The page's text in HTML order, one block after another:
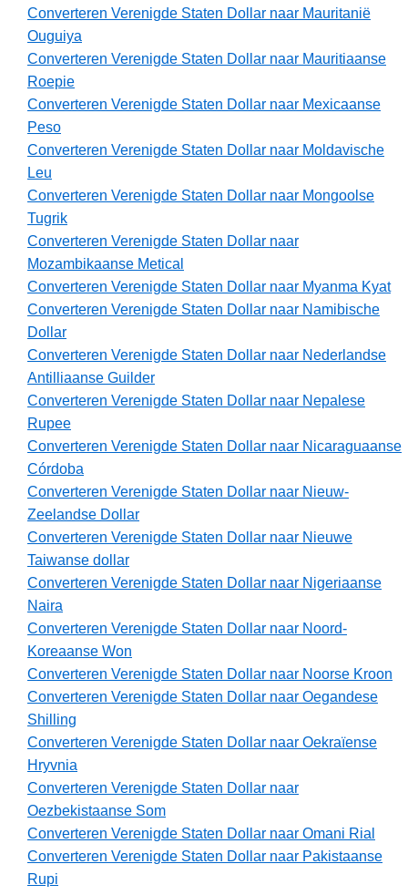
Converteren Verenigde Staten Dollar naar Mauritanië
Ouguiya
Converteren Verenigde Staten Dollar naar Mauritiaanse
Roepie
Converteren Verenigde Staten Dollar naar Mexicaanse
Peso
Converteren Verenigde Staten Dollar naar Moldavische
Leu
Converteren Verenigde Staten Dollar naar Mongoolse
Tugrik
Converteren Verenigde Staten Dollar naar
Mozambikaanse Metical
Converteren Verenigde Staten Dollar naar Myanma Kyat
Converteren Verenigde Staten Dollar naar Namibische
Dollar
Converteren Verenigde Staten Dollar naar Nederlandse
Antilliaanse Guilder
Converteren Verenigde Staten Dollar naar Nepalese
Rupee
Converteren Verenigde Staten Dollar naar Nicaraguaanse
Córdoba
Converteren Verenigde Staten Dollar naar Nieuw-
Zeelandse Dollar
Converteren Verenigde Staten Dollar naar Nieuwe
Taiwanse dollar
Converteren Verenigde Staten Dollar naar Nigeriaanse
Naira
Converteren Verenigde Staten Dollar naar Noord-
Koreaanse Won
Converteren Verenigde Staten Dollar naar Noorse Kroon
Converteren Verenigde Staten Dollar naar Oegandese
Shilling
Converteren Verenigde Staten Dollar naar Oekraïense
Hryvnia
Converteren Verenigde Staten Dollar naar
Oezbekistaanse Som
Converteren Verenigde Staten Dollar naar Omani Rial
Converteren Verenigde Staten Dollar naar Pakistaanse
Rupi